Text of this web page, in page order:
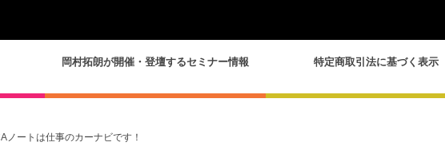
岡村拓朗が開催・登壇するセミナー情報 特定商取引法に基づく表示
ノートは仕事のカーナビです！